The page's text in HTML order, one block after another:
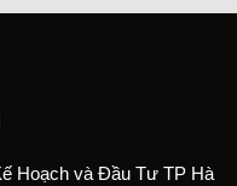
Hoạch và Đầu Tư TP Hà